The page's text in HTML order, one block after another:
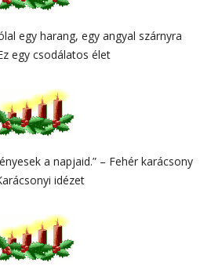
egy harang, egy angyal szárnyra
egy csodálatos élet
a napjaid.” – Fehér karácsony
idézet